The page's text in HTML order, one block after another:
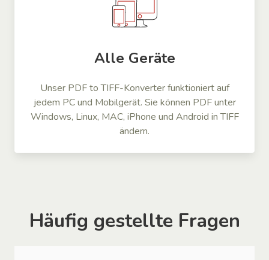
Alle Geräte
Unser PDF to TIFF-Konverter funktioniert auf
jedem PC und Mobilgerät. Sie können PDF unter
Windows, Linux, MAC, iPhone und Android in TIFF
ändern.
Häufig gestellte Fragen